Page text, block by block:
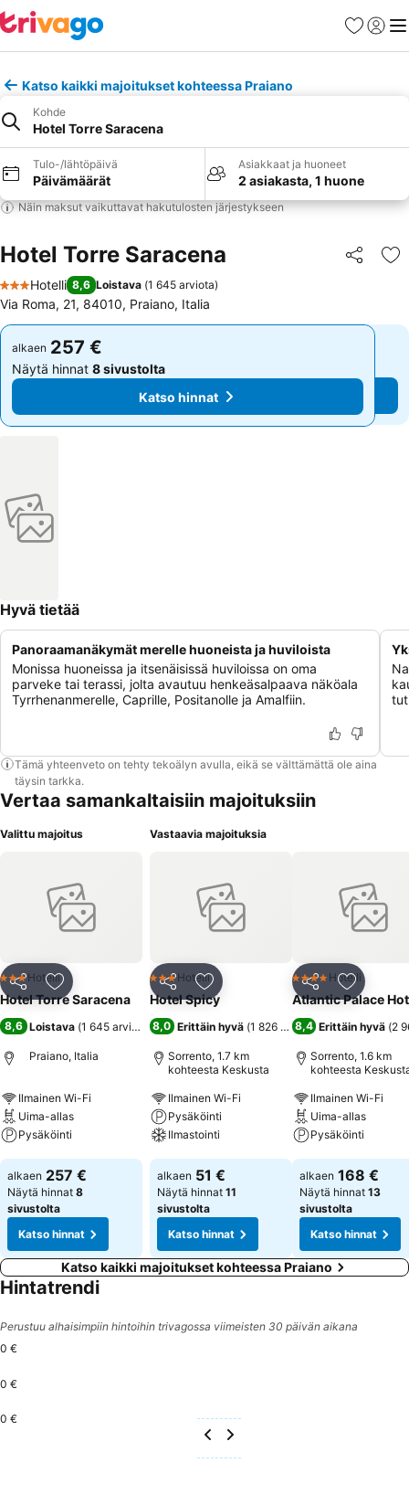
Suosikit
Katso kaikki majoitukset kohteessa Praiano
Kohde
Hotel Torre Saracena
Tulo-/lähtöpäivä
Päivämäärät
Asiakkaat ja huoneet
2 asiakasta, 1 huone
Näin maksut vaikuttavat hakutulosten järjestykseen
Hotel Torre Saracena Jaa
3 Tähtiluokitus
Hotelli 8,6 Loistava (1 645 arviota)
Via Roma, 21, 84010, Praiano, Italia
alkaen 257 €
Näytä hinnat 8 sivustolta
Katso hinnat
alkaen 257 €
Näytä hinnat 8 sivustolta
Katso hinnat
Hyvä tietää
Panoraamanäkymät merelle huoneista ja huviloista
Monissa huoneissa ja itsenäisissä huviloissa on oma
parveke tai terassi, jolta avautuu henkeäsalpaava näköala
Tyrrhenanmerelle, Caprille, Positanolle ja Amalfiin.
Tämä yhteenveto on tehty tekoälyn avulla, eikä se välttämättä ole aina
täysin tarkka.
Vertaa samankaltaisiin majoituksiin
Valittu majoitus
Jaa Lisää suosikkeihin
3 Tähtiluokitus
Hotelli
Hotel Torre Saracena
8,6 Loistava (1 645 arviota )
Praiano, Italia
Ilmainen Wi-Fi
Uima-allas
Pysäköinti
Katso hinnat
alkaen 257 €
Näytä hinnat 8
sivustolta
Katso hinnat
Vastaavia majoituksia
Jaa Lisää suosikkeihin
3 Tähtiluokitus
Hotelli
Hotel Spicy
8,0 Erittäin hyvä (1 826 arviota)
Sorrento, 1.7 km
kohteesta Keskusta
Ilmainen Wi-Fi
Pysäköinti
Ilmastointi
Katso hinnat
alkaen 51 €
Näytä hinnat 11
sivustolta
Katso hinnat
Jaa Lisää
4 Tähtiluokitus
Hotelli
Atlantic Palace
8,4 Erittäin hyvä (2
Sorrento, 1.6 km
kohteesta
Ilmainen Wi-Fi
Uima-allas
Pysäköinti
Katso hinnat
alkaen 168 €
Näytä hinnat 13
sivustolta
Katso hinnat
Katso kaikki majoitukset kohteessa Praiano
Hintatrendi
Perustuu alhaisimpiin hintoihin trivagossa viimeisten 30 päivän aikana
0 €
0 €
0 €